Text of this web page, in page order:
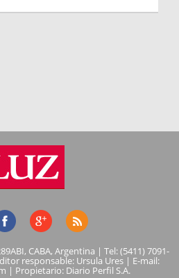
CABA, Argentina | Tel: (5411) 7091-
responsable: Ursula Ures | E-mail:
| Propietario: Diario Perfil S.A.